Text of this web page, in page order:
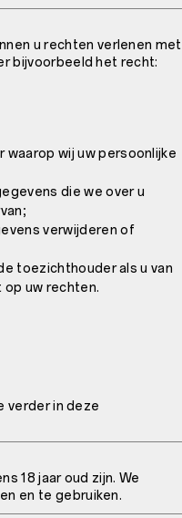
u rechten verlenen met
bijvoorbeeld het recht:
wij uw persoonlijke
die we over u
verwijderen of
toezichthouder als u van
uw rechten.
verder in deze
18 jaar oud zijn. We
en te gebruiken.